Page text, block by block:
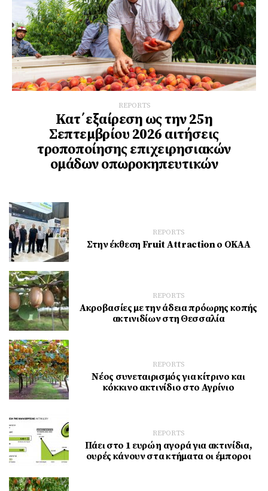
REPORTS
Κατ΄εξαίρεση ως την 25η
Σεπτεμβρίου 2026 αιτήσεις
τροποποίησης επιχειρησιακών
ομάδων οπωροκηπευτικών
REPORTS
Στην έκθεση Fruit Attraction ο ΟΚΑΑ
REPORTS
Ακροβασίες με την άδεια πρόωρης κοπής
ακτινιδίων στη Θεσσαλία
REPORTS
Νέος συνεταιρισμός για κίτρινο και
κόκκινο ακτινίδιο στο Αγρίνιο
REPORTS
Πάει στο 1 ευρώ η αγορά για ακτινίδια,
ουρές κάνουν στα κτήματα οι έμποροι